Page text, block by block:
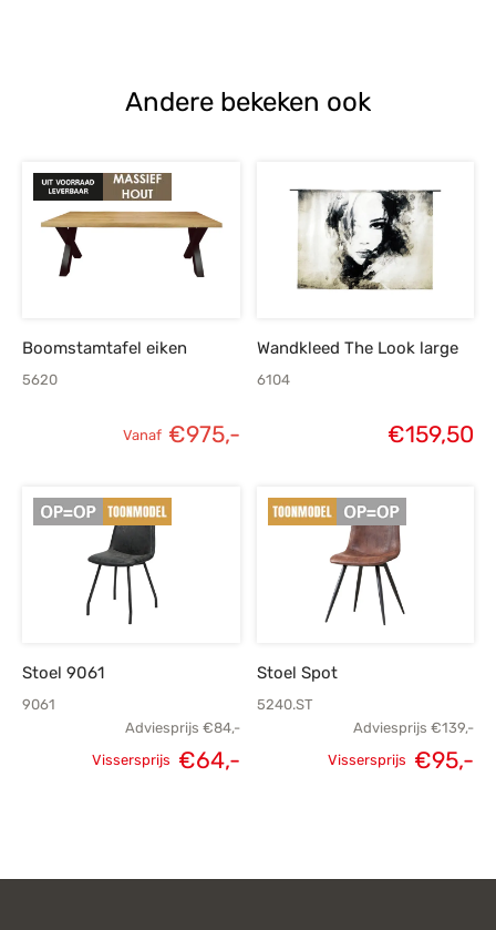
Andere bekeken ook
Boomstamtafel eiken
5620
Vanaf €975,-
Wandkleed The Look large
6104
€159,50
Stoel 9061
9061
Adviesprijs €84,-
Vissersprijs €64,-
Stoel Spot
5240.ST
Adviesprijs €139,-
Oorspronkelijke
Vissersprijs €95,-